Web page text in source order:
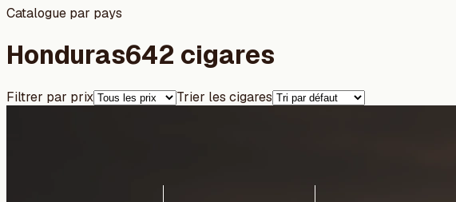
Catalogue par pays
Honduras642 cigares
Filtrer par prix Trier les cigares